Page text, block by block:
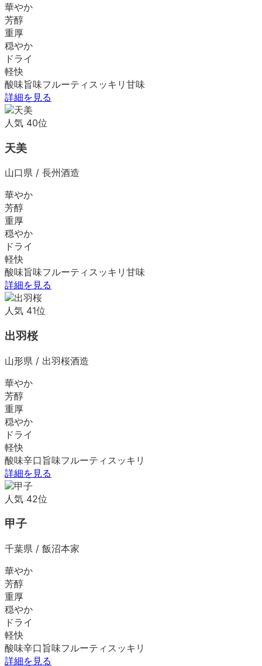
華やか
芳醇
重厚
穏やか
ドライ
軽快
酸味旨味フルーティ スッキリ 甘味
詳細を見る
人気 40位
天美
山口県 / 長州酒造
華やか
芳醇
重厚
穏やか
ドライ
軽快
酸味旨味フルーティ スッキリ 甘味
詳細を見る
人気 41位
出羽桜
山形県 / 出羽桜酒造
華やか
芳醇
重厚
穏やか
ドライ
軽快
酸味辛口 旨味フルーティ スッキリ
詳細を見る
人気 42位
甲子
千葉県 / 飯沼本家
華やか
芳醇
重厚
穏やか
ドライ
軽快
酸味辛口 旨味フルーティ スッキリ
詳細を見る